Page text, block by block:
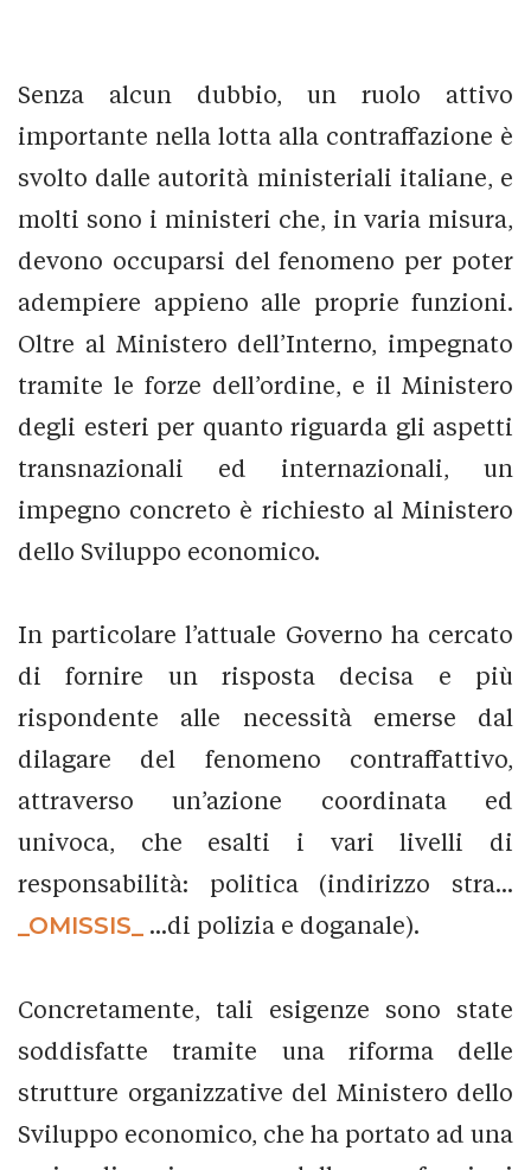
Senza alcun dubbio, un ruolo attivo
importante nella lotta alla contraffazione è
svolto dalle autorità ministeriali italiane, e
molti sono i ministeri che, in varia misura,
devono occuparsi del fenomeno per poter
adempiere appieno alle proprie funzioni.
Oltre al Ministero dell’Interno, impegnato
tramite le forze dell’ordine, e il Ministero
degli esteri per quanto riguarda gli aspetti
transnazionali ed internazionali, un
impegno concreto è richiesto al Ministero
dello Sviluppo economico.
In particolare l’attuale Governo ha cercato
di fornire un risposta decisa e più
rispondente alle necessità emerse dal
dilagare del fenomeno contraffattivo,
attraverso un’azione coordinata ed
univoca, che esalti i vari livelli di
responsabilità: politica (indirizzo stra...
_OMISSIS_ ...di polizia e doganale).
Concretamente, tali esigenze sono state
soddisfatte tramite una riforma delle
strutture organizzative del Ministero dello
Sviluppo economico, che ha portato ad una